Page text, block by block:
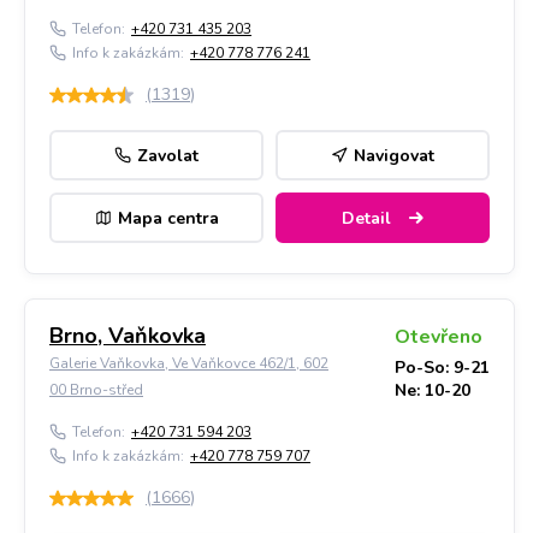
Telefon: +420 731 435 203
Info k zakázkám: +420 778 776 241
(1319)
Zavolat Navigovat
Mapa centra Detail
Brno, Vaňkovka
Galerie Vaňkovka, Ve Vaňkovce 462/1, 602
00 Brno-střed
Otevřeno
Po-So: 9-21
Ne: 10-20
Telefon: +420 731 594 203
Info k zakázkám: +420 778 759 707
(1666)